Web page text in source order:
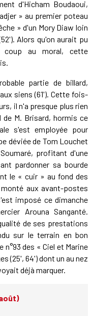
d'Hicham Boudaoui,
» au premier poteau
» d'un Mory Diaw loin
Alors qu'on aurait pu
coup au moral, cette
partie de billard,
siens (61'). Cette fois-
il n'a presque plus rien
M. Brisard, hormis ce
s'est employée pour
déviée de Tom Louchet
profitant d'une
pardonner sa bourde
le « cuir » au fond des
aux avant-postes
imposé ce dimanche
Arouna Sanganté.
de ses prestations
sur le terrain en bon
des « Ciel et Marine
(25', 64') dont un au nez
déjà marquer.